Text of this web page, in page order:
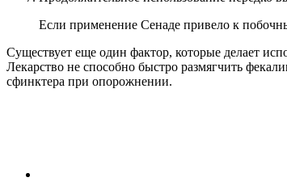
Если применение Сенаде привело к
Существует еще один фактор, которые делает
Лекарство не способно быстро размягчить
сфинктера при опорожнении.